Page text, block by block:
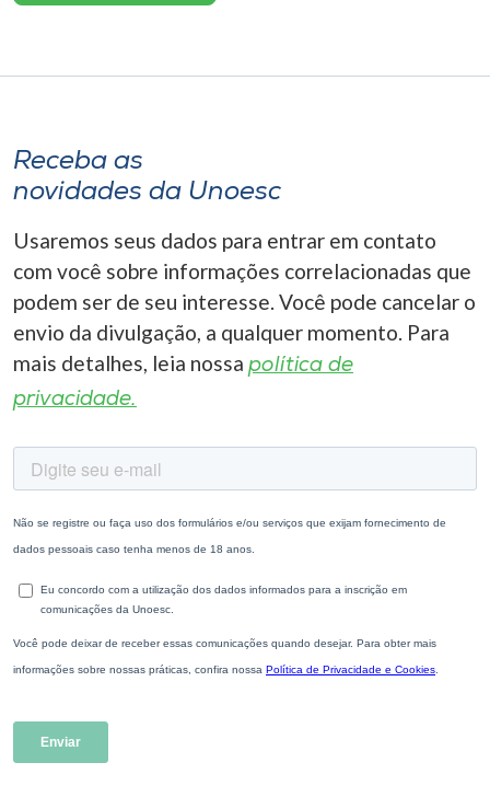
Receba as
novidades da Unoesc
Usaremos seus dados para entrar em contato
com você sobre informações correlacionadas que
podem ser de seu interesse. Você pode cancelar o
envio da divulgação, a qualquer momento. Para
mais detalhes, leia nossa política de
privacidade.